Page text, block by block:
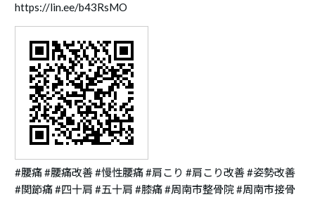
https://lin.ee/b43RsMO
#腰痛 #腰痛改善 #慢性腰痛 #肩こり #肩こり改善 #姿勢改善
#関節痛 #四十肩 #五十肩 #膝痛 #周南市整骨院 #周南市接骨